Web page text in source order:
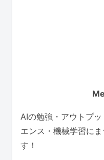
AIの勉強・アウトプ
エンス・機械学習に
す！